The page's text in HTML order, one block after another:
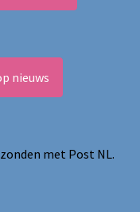
nieuws
met Post NL.